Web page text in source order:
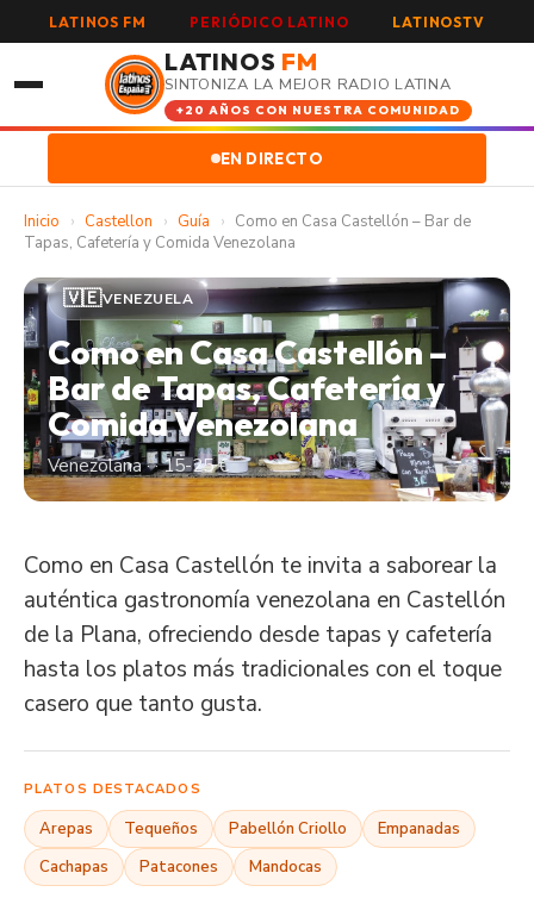
LATINOS FM PERIÓDICO LATINO LATINOSTV
LATINOS FM
SINTONIZA LA MEJOR RADIO LATINA
+20 AÑOS CON NUESTRA COMUNIDAD
EN DIRECTO
Inicio › Castellon › Guía › Como en Casa Castellón – Bar de
Tapas, Cafetería y Comida Venezolana
🇻🇪VENEZUELA
Como en Casa Castellón –
Bar de Tapas, Cafetería y
Comida Venezolana
Venezolana · · 15-25 €
Como en Casa Castellón te invita a saborear la
auténtica gastronomía venezolana en Castellón
de la Plana, ofreciendo desde tapas y cafetería
hasta los platos más tradicionales con el toque
casero que tanto gusta.
PLATOS DESTACADOS
Arepas Tequeños Pabellón Criollo
Empanadas
Cachapas
Patacones Mandocas